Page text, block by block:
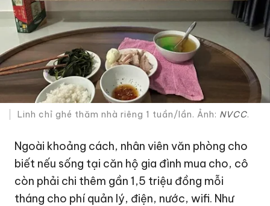
Linh chỉ ghé thăm nhà riêng 1 tuần/lần. Ảnh: NVCC.
Ngoài khoảng cách, nhân viên văn phòng cho
biết nếu sống tại căn hộ gia đình mua cho, cô
còn phải chi thêm gần 1,5 triệu đồng mỗi
tháng cho phí quản lý, điện, nước, wifi. Như